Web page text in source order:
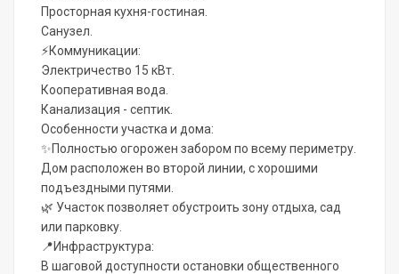
Просторная кухня-гостиная.
Санузел.
⚡Коммуникации:
Электричество 15 кВт.
Кооперативная вода.
Канализация - септик.
Особенности участка и дома:
✨Полностью огорожен забором по всему периметру.
Дом расположен во второй линии, с хорошими
подъездными путями.
🌿 Участок позволяет обустроить зону отдыха, сад
или парковку.
📍Инфраструктура:
В шаговой доступности остановки общественного